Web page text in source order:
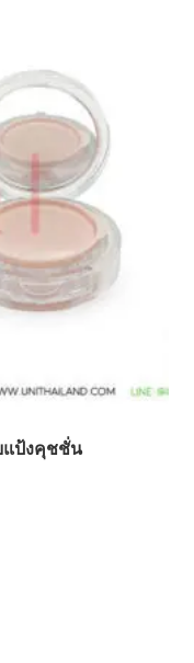
แป้งคุชชั่น